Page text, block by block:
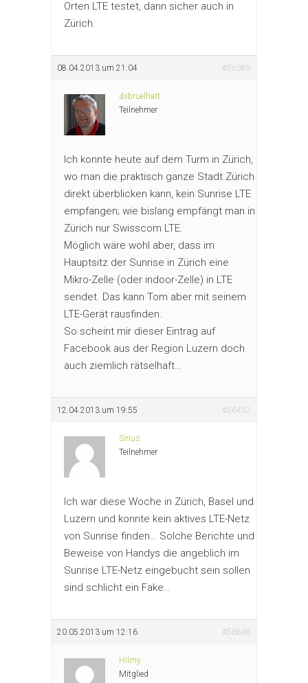
Orten LTE testet, dann sicher auch in
Zürich.
08.04.2013 um 21:04 #56389
dxbruelhart
Teilnehmer
Ich konnte heute auf dem Turm in Zürich,
wo man die praktisch ganze Stadt Zürich
direkt überblicken kann, kein Sunrise LTE
empfangen; wie bislang empfängt man in
Zürich nur Swisscom LTE.
Möglich wäre wohl aber, dass im
Hauptsitz der Sunrise in Zürich eine
Mikro-Zelle (oder indoor-Zelle) in LTE
sendet. Das kann Tom aber mit seinem
LTE-Gerät rausfinden.
So scheint mir dieser Eintrag auf
Facebook aus der Region Luzern doch
auch ziemlich rätselhaft…
12.04.2013 um 19:55 #56452
Sirius
Teilnehmer
Ich war diese Woche in Zürich, Basel und
Luzern und konnte kein aktives LTE-Netz
von Sunrise finden… Solche Berichte und
Beweise von Handys die angeblich im
Sunrise LTE-Netz eingebucht sein sollen
sind schlicht ein Fake…
20.05.2013 um 12:16 #56848
Hilmy
Mitglied